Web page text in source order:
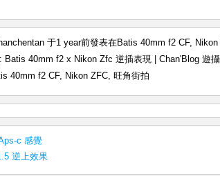
于1 year前發表在Batis 40mm f2 CF,
Batis 40mm f2 x Nikon Zfc 逆插表現 | Chan'Blog 遊
40mm f2 CF, Nikon ZFC, 旺角街拍
c 感覺
逆上效果